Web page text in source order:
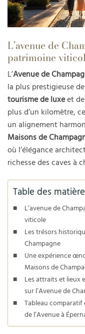
L’avenue de
patrimoine
L’Avenue de
la plus prestigieuse
tourisme de luxeet
plus d’un kilomètre,
un alignement
Maisons de
où l’élégance
richesse des caves à
Table des
L’avenue de
viticole
Les trésors
Champagne
Une expérience
Maisons de
Les attraits et lieux
sur l’Avenue de
Tableau comparatif
de l’Avenue à